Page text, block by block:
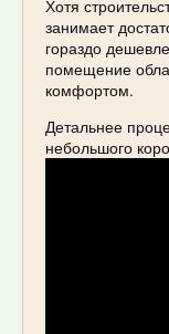
Хотя
занимает
гораздо
помещение
комфортом.
Детальнее
небольшого